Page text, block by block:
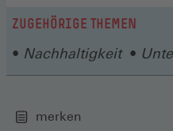
ZUGEHÖRIGE THEMEN
Nachhaltigkeit
merken